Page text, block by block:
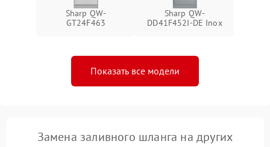
Sharp QW-
GT24F463
Sharp QW-
DD41F452I-DE Inox
Показать все модели
Замена заливного шланга на других